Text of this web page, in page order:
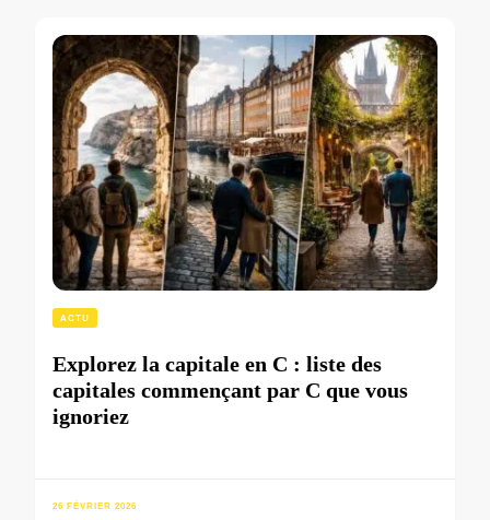
ACTU
Explorez la capitale en C : liste des
capitales commençant par C que vous
ignoriez
26 FÉVRIER 2026